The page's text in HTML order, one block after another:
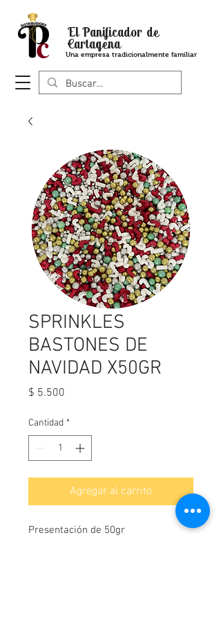
El Panificador de
Cartagena
Una empresa tradicionalmente familiar
SPRINKLES
BASTONES DE
NAVIDAD X50GR
$ 5.500
Cantidad *
Agregar al carrito
Presentación de 50gr